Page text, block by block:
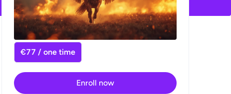
€77 / one time
Enroll now